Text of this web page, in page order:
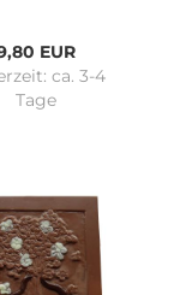
EUR
ca. 3-4
Tage